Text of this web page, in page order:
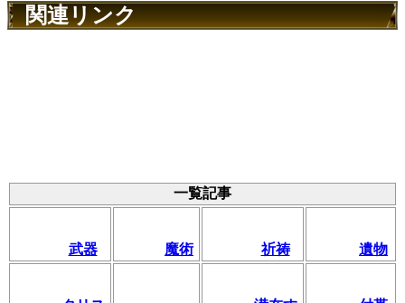
関連リンク
一覧記事
武器 魔術 祈祷 遺物